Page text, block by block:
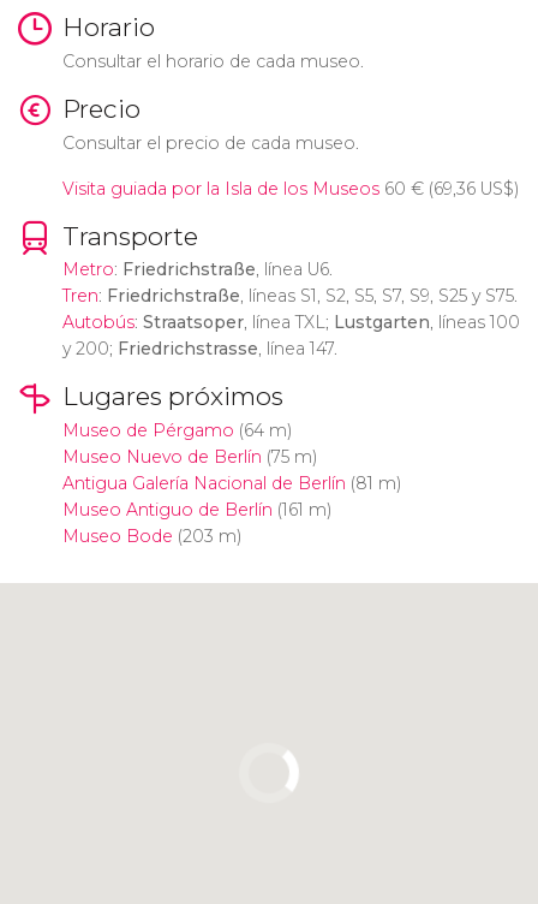
Horario
Consultar el horario de cada museo.
Precio
Consultar el precio de cada museo.
Visita guiada por la Isla de los Museos60 €(69,36 US$)
Transporte
Metro: Friedrichstraße, línea U6.
Tren: Friedrichstraße, líneas S1, S2, S5, S7, S9, S25 y S75.
Autobús: Straatsoper, línea TXL; Lustgarten, líneas 100
y 200; Friedrichstrasse, línea 147.
Lugares próximos
Museo de Pérgamo (64 m)
Museo Nuevo de Berlín (75 m)
Antigua Galería Nacional de Berlín (81 m)
Museo Antiguo de Berlín (161 m)
Museo Bode (203 m)